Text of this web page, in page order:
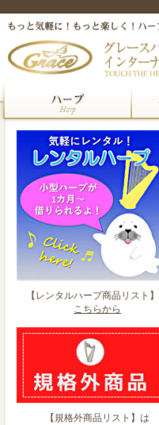
【レンタルハープ商品リスト
こちらから
【規格外商品リスト】は